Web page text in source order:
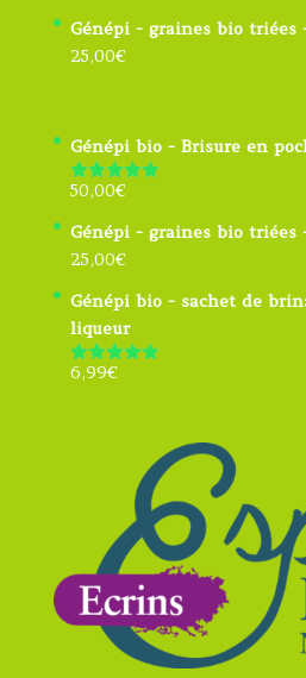
Génépi - graines bio triées
25,00€
Génépi bio - Brisure en
Note5.00
50,00€
Génépi - graines bio triées
25,00€
Génépi bio - sachet de
liqueur
Note4.91
6,99€